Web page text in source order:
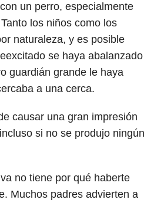
un perro, especialmente
Tanto los niños como los
naturaleza, y es posible
se haya abalanzado
guardián grande le haya
a una cerca.
causar una gran impresión
si no se produjo ningún
no tiene por qué haberte
Muchos padres advierten a